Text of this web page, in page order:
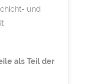
und
als Teil der